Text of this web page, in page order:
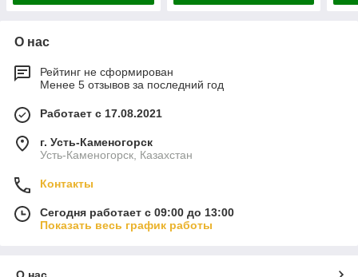
О нас
Рейтинг не сформирован
Менее 5 отзывов за последний год
Работает с 17.08.2021
г. Усть-Каменогорск
Усть-Каменогорск, Казахстан
Контакты
Сегодня работает с 09:00 до 13:00
Показать весь график работы